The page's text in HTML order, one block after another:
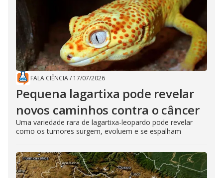
FALA CIÊNCIA/ 17/07/2026
Pequena lagartixa pode revelar
novos caminhos contra o câncer
Uma variedade rara de lagartixa-leopardo pode revelar
como os tumores surgem, evoluem e se espalham